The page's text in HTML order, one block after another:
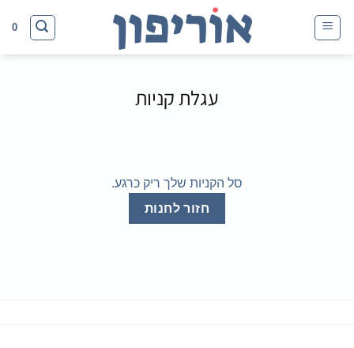
0
עגלת קניות
סל הקניות שלך ריק כרגע.
חזור לחנות